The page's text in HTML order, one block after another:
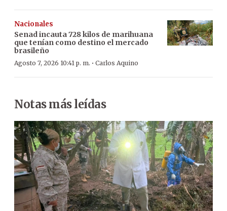
Nacionales
Senad incauta 728 kilos de marihuana
que tenían como destino el mercado
brasileño
Agosto 7, 2026 10:41 p. m. · Carlos Aquino
Notas más leídas